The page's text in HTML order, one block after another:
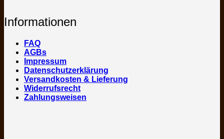
Informationen
FAQ
AGBs
Impressum
Datenschutzerklärung
Versandkosten & Lieferung
Widerrufsrecht
Zahlungsweisen